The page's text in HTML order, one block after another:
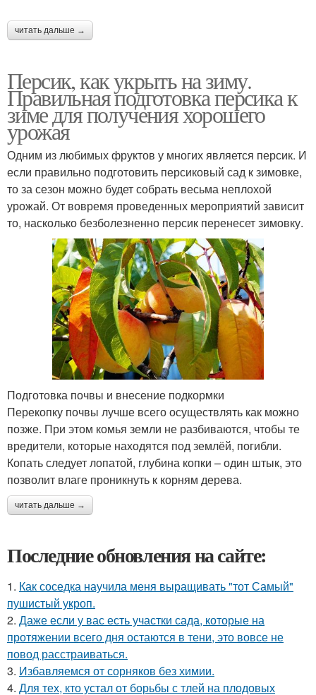
читать дальше →
Персик, как укрыть на зиму.
Правильная подготовка персика к
зиме для получения хорошего
урожая
Одним из любимых фруктов у многих является персик. И
если правильно подготовить персиковый сад к зимовке,
то за сезон можно будет собрать весьма неплохой
урожай. От вовремя проведенных мероприятий зависит
то, насколько безболезненно персик перенесет зимовку.
Подготовка почвы и внесение подкормки
Перекопку почвы лучше всего осуществлять как можно
позже. При этом комья земли не разбиваются, чтобы те
вредители, которые находятся под землёй, погибли.
Копать следует лопатой, глубина копки – один штык, это
позволит влаге проникнуть к корням дерева.
читать дальше →
Последние обновления на сайте:
1. Как соседка научила меня выращивать "тот Самый"
пушистый укроп.
2. Даже если у вас есть участки сада, которые на
протяжении всего дня остаются в тени, это вовсе не
повод расстраиваться.
3. Избавляемся от сорняков без химии.
4. Для тех, кто устал от борьбы с тлей на плодовых